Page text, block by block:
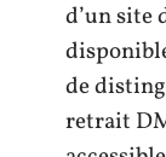
d’un site
de
retrait